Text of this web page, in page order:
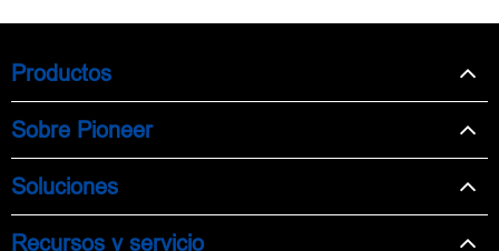
Productos
Sobre Pioneer
Soluciones
Recursos y servicio